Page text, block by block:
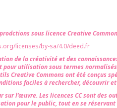
sous licence Creative
licenses/by-sa/4.0/deed.fr
de la créativité et des
utilisation sous termes
Creative Commons ont été conçus
faciles à rechercher, découvrir
sur l’œuvre. Les licences CC sont
pour le public, tout en se réservant